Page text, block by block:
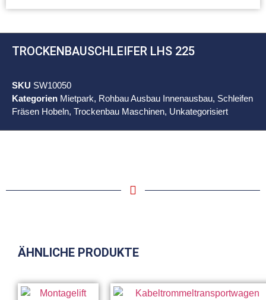
TROCKENBAUSCHLEIFER LHS 225
SKU SW10050
Kategorien Mietpark, Rohbau Ausbau Innenausbau, Schleifen
Fräsen Hobeln, Trockenbau Maschinen, Unkategorisiert
ÄHNLICHE PRODUKTE